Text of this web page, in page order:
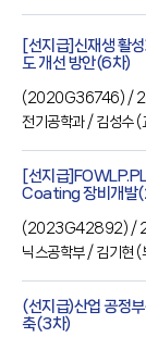
[선지급]신재생 활
도 개선 방안(6차)
( 2020G36746 ) /
전기공학과 / 김성수 (
[선지급
Coating 장비개발
( 2023G42892 ) /
닉스공학부 / 김기현 (
(선지급)산업 공정
축(3차)